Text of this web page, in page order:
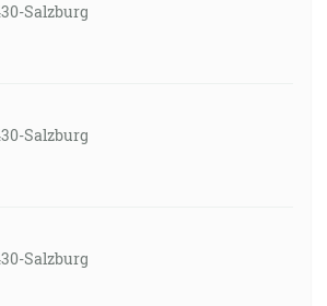
Salzburg
Salzburg
Salzburg